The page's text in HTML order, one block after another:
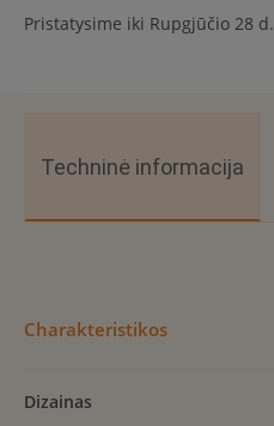
Pristatysime iki Rupgjūčio 28 d.
Techninė informacija
Charakteristikos
Dizainas